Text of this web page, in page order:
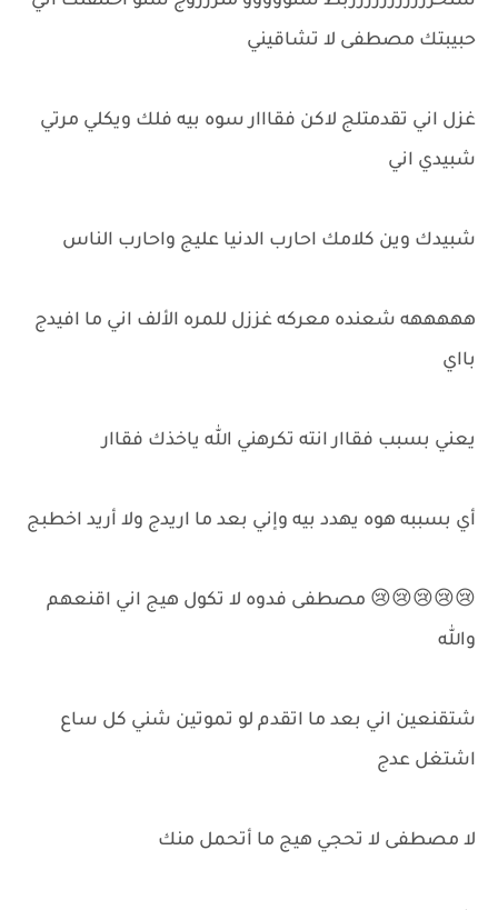
حبيبتك مصطفى لا تشاقيني
غزل اني تقدمتلج لاكن فقااار سوه بيه فلك ويكلي مرتي
شبيدي اني
شبيدك وين كلامك احارب الدنيا عليج واحارب الناس
هههههه شعنده معركه غززل للمره الألف اني ما افيدج
بااي
يعني بسبب فقاار انته تكرهني الله ياخذك فقاار
أي بسببه هوه يهدد بيه وإني بعد ما اريدج ولا أريد اخطبج
😢😢😢😢😢 مصطفى فدوه لا تكول هيج اني اقنعهم
والله
شتقنعين اني بعد ما اتقدم لو تموتين شني كل ساع
اشتغل عدج
لا مصطفى لا تحجي هيج ما أتحمل منك